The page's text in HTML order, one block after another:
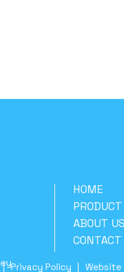
HOME
ABOUT US
CONTACT
Privacy Policy Website